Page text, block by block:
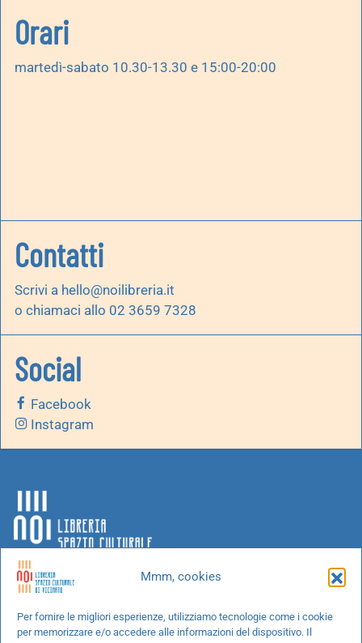
Mmm, cookies
Per fornire le migliori esperienze, utilizziamo tecnologie come i cookie
per memorizzare e/o accedere alle informazioni del dispositivo. Il
Orari
martedì-sabato 10.30-13.30 e 15:00-20:00
Contatti
Scrivi a hello@noilibreria.it
o chiamaci allo 02 3659 7328
Social
Facebook
Instagram
Chi siamo